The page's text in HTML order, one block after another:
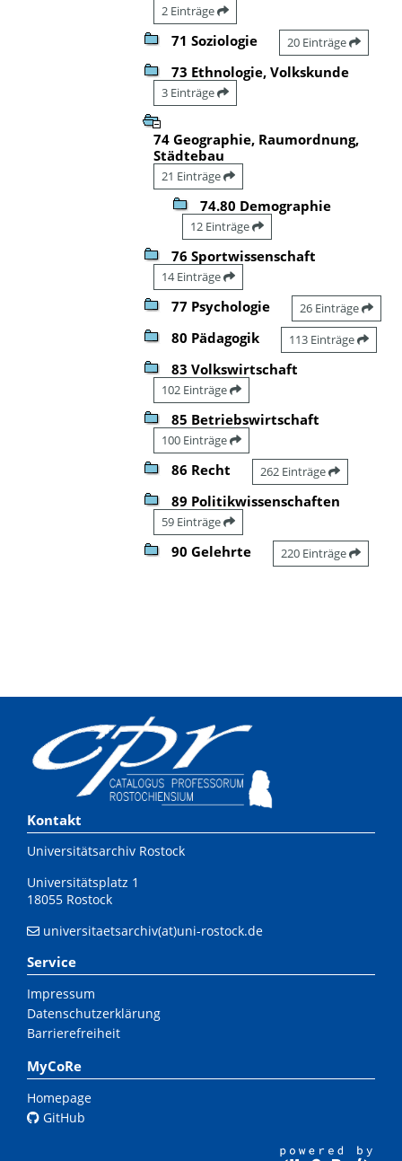
2 Einträge
71 Soziologie 20 Einträge
73 Ethnologie, Volkskunde
3 Einträge
74 Geographie, Raumordnung,
Städtebau
21 Einträge
74.80 Demographie
12 Einträge
76 Sportwissenschaft
14 Einträge
77 Psychologie 26 Einträge
80 Pädagogik 113 Einträge
83 Volkswirtschaft
102 Einträge
85 Betriebswirtschaft
100 Einträge
86 Recht 262 Einträge
89 Politikwissenschaften
59 Einträge
90 Gelehrte 220 Einträge
Kontakt
Universitätsarchiv Rostock
Universitätsplatz 1
18055 Rostock
universitaetsarchiv(at)uni-rostock.de
Service
Impressum
Datenschutzerklärung
Barrierefreiheit
MyCoRe
Homepage
GitHub